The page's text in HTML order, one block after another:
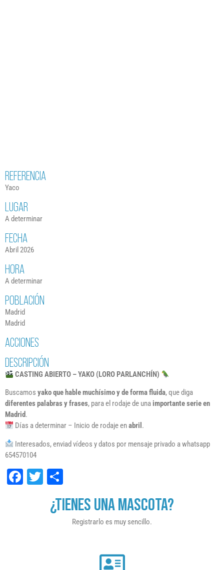
REFERENCIA
Yaco
LUGAR
A determinar
FECHA
Abril 2026
HORA
A determinar
POBLACIÓN
Madrid
Madrid
ACCIONES
DESCRIPCIÓN
CASTING ABIERTO – YAKO (LORO PARLANCHÍN)
Buscamos yako que hable muchísimo y de forma fluida, que diga
diferentes palabras y frases, para el rodaje de una importante serie en
Madrid.
Días a determinar – Inicio de rodaje enabril .
Interesados, enviad vídeos y datos por mensaje privado a whatsapp
654570104
Facebook
Twitter
¿TIENES UNA MASCOTA?
Registrarlo es muy sencillo.